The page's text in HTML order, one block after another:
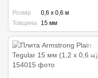
Розмір
0,6 х 0,6 м
Товщина
15 мм